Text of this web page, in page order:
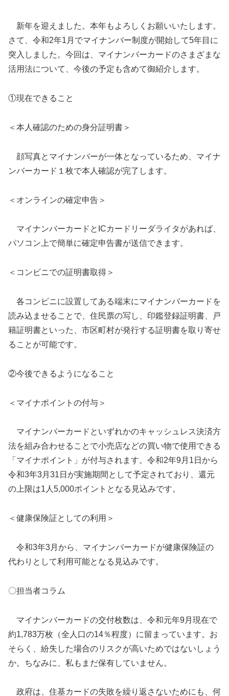
新年を迎えました。本年もよろしくお願いいたします。
さて、令和2年1月でマイナンバー制度が開始して5年目に
突入しました。今回は、マイナンバーカードのさまざまな
活用法について、今後の予定も含めて御紹介します。
①現在できること
＜本人確認のための身分証明書＞
顔写真とマイナンバーが一体となっているため、マイナ
ンバーカード１枚で本人確認が完了します。
＜オンラインの確定申告＞
マイナンバーカードとICカードリーダライタがあれば、
パソコン上で簡単に確定申告書が送信できます。
＜コンビニでの証明書取得＞
各コンビニに設置してある端末にマイナンバーカードを
読み込ませることで、住民票の写し、印鑑登録証明書、戸
籍証明書といった、市区町村が発行する証明書を取り寄せ
ることが可能です。
②今後できるようになること
＜マイナポイントの付与＞
マイナンバーカードといずれかのキャッシュレス決済方
法を組み合わせることで小売店などの買い物で使用できる
「マイナポイント」が付与されます。令和2年9月1日から
令和3年3月31日が実施期間として予定されており、還元
の上限は1人5,000ポイントとなる見込みです。
＜健康保険証としての利用＞
令和3年3月から、マイナンバーカードが健康保険証の
代わりとして利用可能となる見込みです。
〇担当者コラム
マイナンバーカードの交付枚数は、令和元年9月現在で
約1,783万枚（全人口の14％程度）に留まっています。お
そらく、紛失した場合のリスクが高いためではないしょう
か。ちなみに、私もまだ保有していません。
政府は、住基カードの失敗を繰り返さないためにも、何